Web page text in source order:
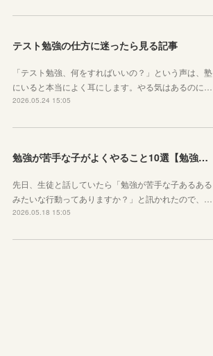
テスト勉強の仕方に迷ったら見る記事
「テスト勉強、何をすればいいの？」という声は、塾
にいると本当によく耳にします。やる気はあるのに…
2026.05.24 15:05
勉強が苦手な子がよくやること10選【勉強苦手あるある】
先日、生徒と話していたら「勉強が苦手な子あるある
みたいな行動ってありますか？」と訊かれたので、…
2026.05.18 15:05